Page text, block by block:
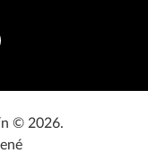
© 2026.